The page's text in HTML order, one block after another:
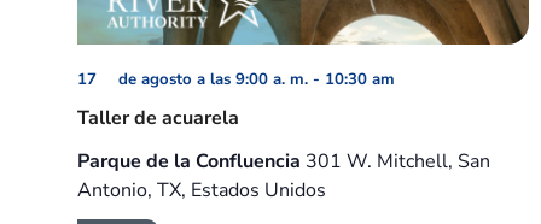
Taller de acuarela
17 de agosto a las 9:00 a. m. - 10:30 am
Parque de la Confluencia 301 W. Mitchell, San
Antonio, TX, Estados Unidos